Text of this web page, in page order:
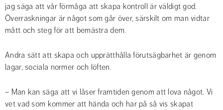
jag säga att vår förmåga att skapa kontroll är väldigt god.
Överraskningar är något som går över, särskilt om man vidtar
mått och steg för att bemästra dem.
Andra sätt att skapa och upprätthålla förutsägbarhet är genom
lagar, sociala normer och löften.
– Man kan säga att vi låser framtiden genom att lova något. Vi
vet vad som kommer att hända och har på så vis skapat